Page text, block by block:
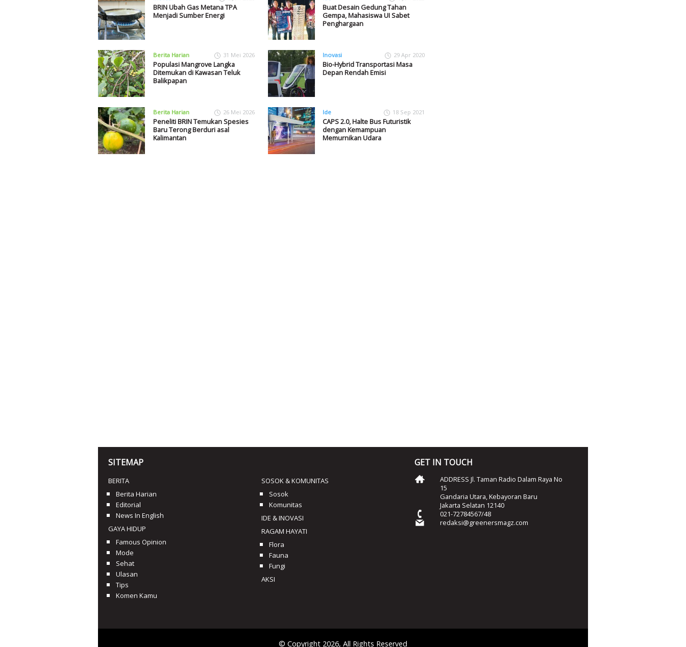
BRIN Ubah Gas Metana TPA
Menjadi Sumber Energi
Berita Harian 31 Mei 2026
Populasi Mangrove Langka
Ditemukan di Kawasan Teluk
Balikpapan
Berita Harian 26 Mei 2026
Peneliti BRIN Temukan Spesies
Baru Terong Berduri asal
Kalimantan
Buat Desain Gedung Tahan
Gempa, Mahasiswa UI Sabet
Penghargaan
Inovasi 29 Apr 2020
Bio-Hybrid Transportasi Masa
Depan Rendah Emisi
Ide 18 Sep 2021
CAPS 2.0, Halte Bus Futuristik
dengan Kemampuan
Memurnikan Udara
SITEMAP
BERITA
Berita Harian
Editorial
News In English
GAYA HIDUP
Famous Opinion
Mode
Sehat
Ulasan
Tips
Komen Kamu
SOSOK & KOMUNITAS
Sosok
Komunitas
IDE & INOVASI
RAGAM HAYATI
Flora
Fauna
Fungi
AKSI
GET IN TOUCH
ADDRESS Jl. Taman Radio Dalam Raya No
15
Gandaria Utara, Kebayoran Baru
Jakarta Selatan 12140
021-72784567/48
redaksi@greenersmagz.com
© Copyright 2026, All Rights Reserved